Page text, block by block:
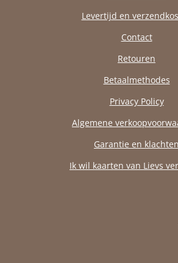
Levertijd en
Contact
Retouren
Betaalmethodes
Privacy Policy
Algemene
Garantie en klachten
Ik wil kaarten van Lievs